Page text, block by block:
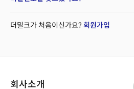
더밀크가 처음이신가요? 회원가입
회사소개